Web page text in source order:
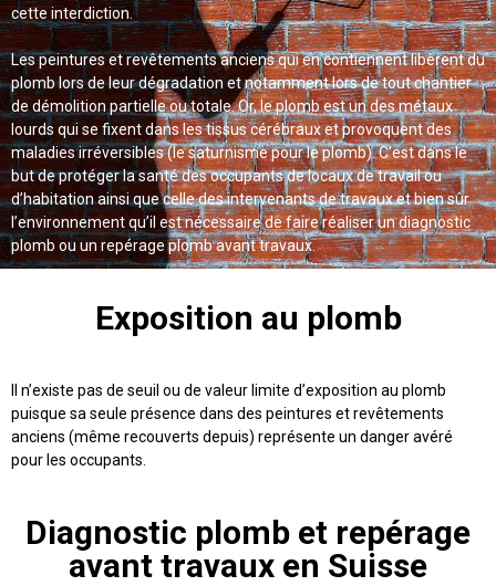
cette interdiction.
Les peintures et revêtements anciens qui en contiennent libèrent du
plomb lors de leur dégradation et notamment lors de tout chantier
de démolition partielle ou totale. Or, le plomb est un des métaux
lourds qui se fixent dans les tissus cérébraux et provoquent des
maladies irréversibles (le saturnisme pour le plomb). C’est dans le
but de protéger la santé des occupants de locaux de travail ou
d’habitation ainsi que celle des intervenants de travaux et bien sûr
l’environnement qu’il est nécessaire de faire réaliser un diagnostic
plomb ou un repérage plomb avant travaux.
Exposition au plomb
Il n’existe pas de seuil ou de valeur limite d’exposition au plomb
puisque sa seule présence dans des peintures et revêtements
anciens (même recouverts depuis) représente un danger avéré
pour les occupants.
Diagnostic plomb et repérage
avant travaux en Suisse